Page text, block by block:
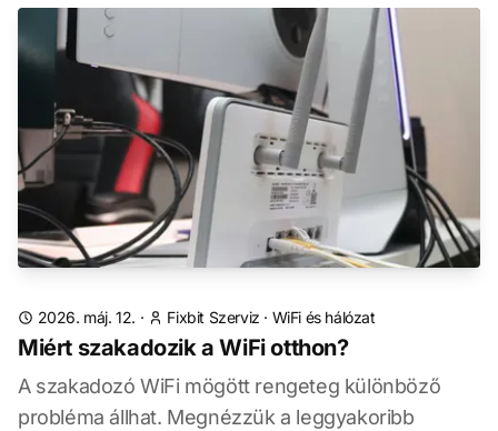
2026. máj. 12. · Fixbit Szerviz · WiFi és hálózat
Miért szakadozik a WiFi otthon?
A szakadozó WiFi mögött rengeteg különböző
probléma állhat. Megnézzük a leggyakoribb